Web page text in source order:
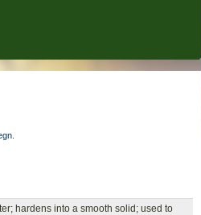
hardens into a smooth solid; used to